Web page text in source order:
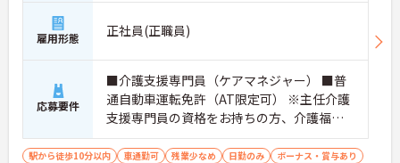
雇用形態 正社員(正職員)
応募要件
■介護支援専門員（ケアマネジャー） ■普
通自動車運転免許（AT限定可） ※主任介護
支援専門員の資格をお持ちの方、介護福祉
施設での勤務経験のある方、歓迎
駅から徒歩10分以内 車通勤可 残業少なめ 日勤のみ
ボーナス・賞与あり